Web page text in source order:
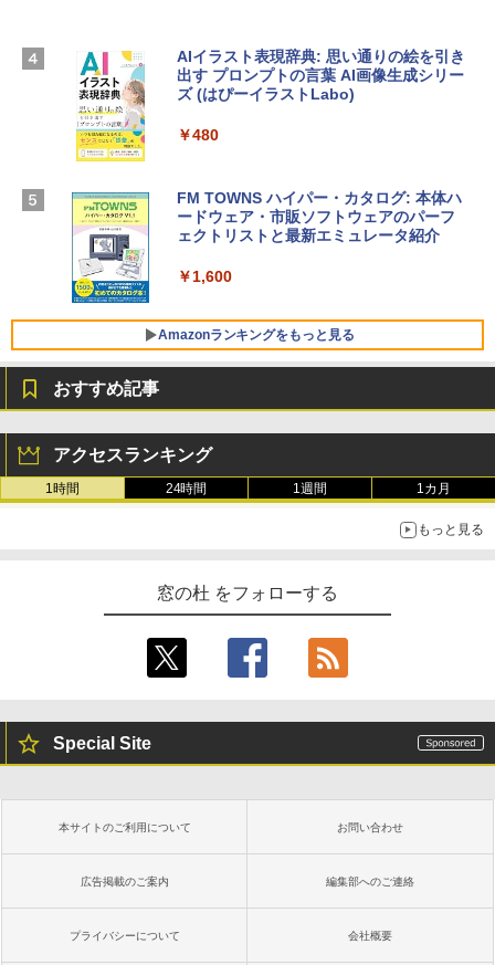
D - ミッドナイト
￥278,800
SSD インテル Core 5
￥129,800
Core i5/16GB/SSD 512GB/ホワイト) FM
VWK3E15W_AZ
Microsoft Office Home & Business 202
4(最新 永続版)|オンラインコード版|Wind
Windows版 | Minecraft (マインクラフ
ト): Java & Bedrock Edition | オンライ
AIイラスト表現辞典: 思い通りの絵を引き
出す プロンプトの言葉 AI画像生成シリー
ズ (はぴーイラストLabo)
￥480
FM TOWNS ハイパー・カタログ: 本体ハ
ードウェア・市販ソフトウェアのパーフ
ェクトリストと最新エミュレータ紹介
￥1,600
Amazonランキングをもっと見る
ない、大きな画面で読みやすい、6週間持
続バッテリー、6インチディスプレイ電子
書籍リーダー、マッチャ、16GB、広告な
し
Kindle Paperwhite シグニチャーエディ
るさ自動調整、色調調節ライト、12週間
持続バッテリー、広告なし、メタリック
ブラック
￥27,980
ンチディスプレイ、色調調節ライト、12
週間持続バッテリー、広告なし、ブラッ
Amazon Kindle Colorsoft | 16GBストレ
おすすめ記事
アクセスランキング
1時間 24時間 1週間 1カ月
もっと見る
窓の杜 をフォローする
Special Site
本サイトのご利用について お問い合わせ
広告掲載のご案内 編集部へのご連絡
プライバシーについて 会社概要